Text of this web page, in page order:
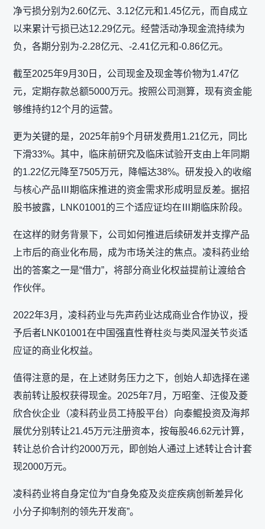
净亏损分别为2.60亿元、3.12亿元和1.45亿元，而自成立
以来累计亏损已达12.29亿元。经营活动净现金流持续为
负，各期分别为-2.28亿元、-2.41亿元和-0.86亿元。
截至2025年9月30日，公司现金及现金等价物为1.47亿
元，定期存款总额5000万元。按照公司测算，现有资金能
够维持约12个月的运营。
更为关键的是，2025年前9个月研发费用1.21亿元，同比
下滑33%。其中，临床前研究及临床试验开支由上年同期
的1.22亿元降至7505万元，降幅达38%。研发投入的收缩
与核心产品Ⅲ期临床推进的资金需求形成明显反差。据招
股书披露，LNK01001的三个适应证均在Ⅲ期临床阶段。
在这样的财务背景下，公司如何推进后续研发并支撑产品
上市后的商业化布局，成为市场关注的焦点。凌科药业给
出的答案之一是“借力”，将部分商业化权益提前让渡给合
作伙伴。
2022年3月，凌科药业与先声药业达成商业合作协议，授
予后者LNK01001在中国强直性脊柱炎与类风湿关节炎适
应证的商业化权益。
值得注意的是，在上述财务压力之下，创始人却选择在递
表前转让股权获得现金。2025年7月，万昭奎、汪俊及菱
欣合伙企业（凌科药业员工持股平台）向泰鲲投资及海邦
展优分别转让21.45万元注册资本，按每股46.62元计算，
转让总价合计约2000万元，即创始人通过上述转让合计套
现2000万元。
凌科药业将自身定位为“自身免疫及炎症疾病创新差异化
小分子抑制剂的领先开发商”。